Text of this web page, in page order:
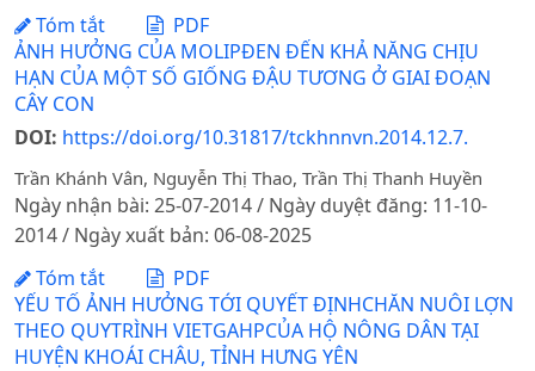
Tóm tắt
PDF
ẢNH HƯỞNG CỦA MOLIPĐEN ĐẾN KHẢ NĂNG CHỊU
HẠN CỦA MỘT SỐ GIỐNG ĐẬU TƯƠNG Ở GIAI ĐOẠN
CÂY CON
DOI: https://doi.org/10.31817/tckhnnvn.2014.12.7.
Trần Khánh Vân, Nguyễn Thị Thao, Trần Thị Thanh Huyền
Ngày nhận bài: 25-07-2014 / Ngày duyệt đăng: 11-10-
2014 / Ngày xuất bản: 06-08-2025
Tóm tắt
PDF
YẾU TỐ ẢNH HƯỞNG TỚI QUYẾT ĐỊNHCHĂN NUÔI LỢN
THEO QUYTRÌNH VIETGAHPCỦA HỘ NÔNG DÂN TẠI
HUYỆN KHOÁI CHÂU, TỈNH HƯNG YÊN